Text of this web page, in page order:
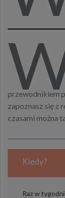
przewodnikiem
zapoznasz się z
czasami można
Kiedy?
Raz w